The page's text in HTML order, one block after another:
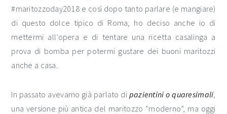
#maritozzoday2018 e così dopo tanto parlare (e mangiare)
di questo dolce tipico di Roma, ho deciso anche io di
mettermi all’opera e di tentare una ricetta casalinga a
prova di bomba per potermi gustare dei buoni maritozzi
anche a casa.
In passato avevamo già parlato di pazientini o quaresimali,
una versione più antica del maritozzo “moderno”, ma oggi